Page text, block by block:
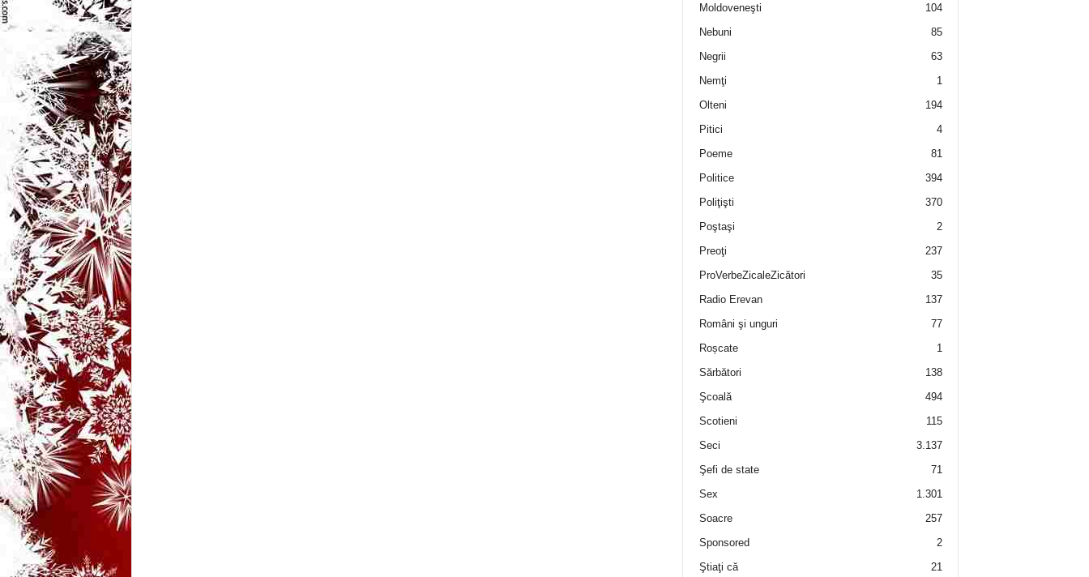
Moldoveneşti
104
Nebuni
85
Negrii
63
Nemţi
1
Olteni
194
Pitici
4
Poeme
81
Politice
394
Poliţişti
370
Poştaşi
2
Preoţi
237
ProVerbeZicaleZicători
35
Radio Erevan
137
Români şi unguri
77
Roșcate
1
Sărbători
138
Şcoală
494
Scotieni
115
Seci
3.137
Şefi de state
71
Sex
1.301
Soacre
257
Sponsored
2
Ştiaţi că
21